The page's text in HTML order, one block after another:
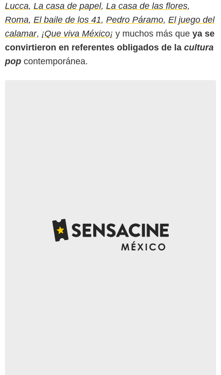
Lucca, La casa de papel, La casa de las flores,
Roma, El baile de los 41, Pedro Páramo, El juego del
calamar, ¡Que viva México¡ y muchos más que ya se
convirtieron en referentes obligados de la cultura
pop contemporánea.